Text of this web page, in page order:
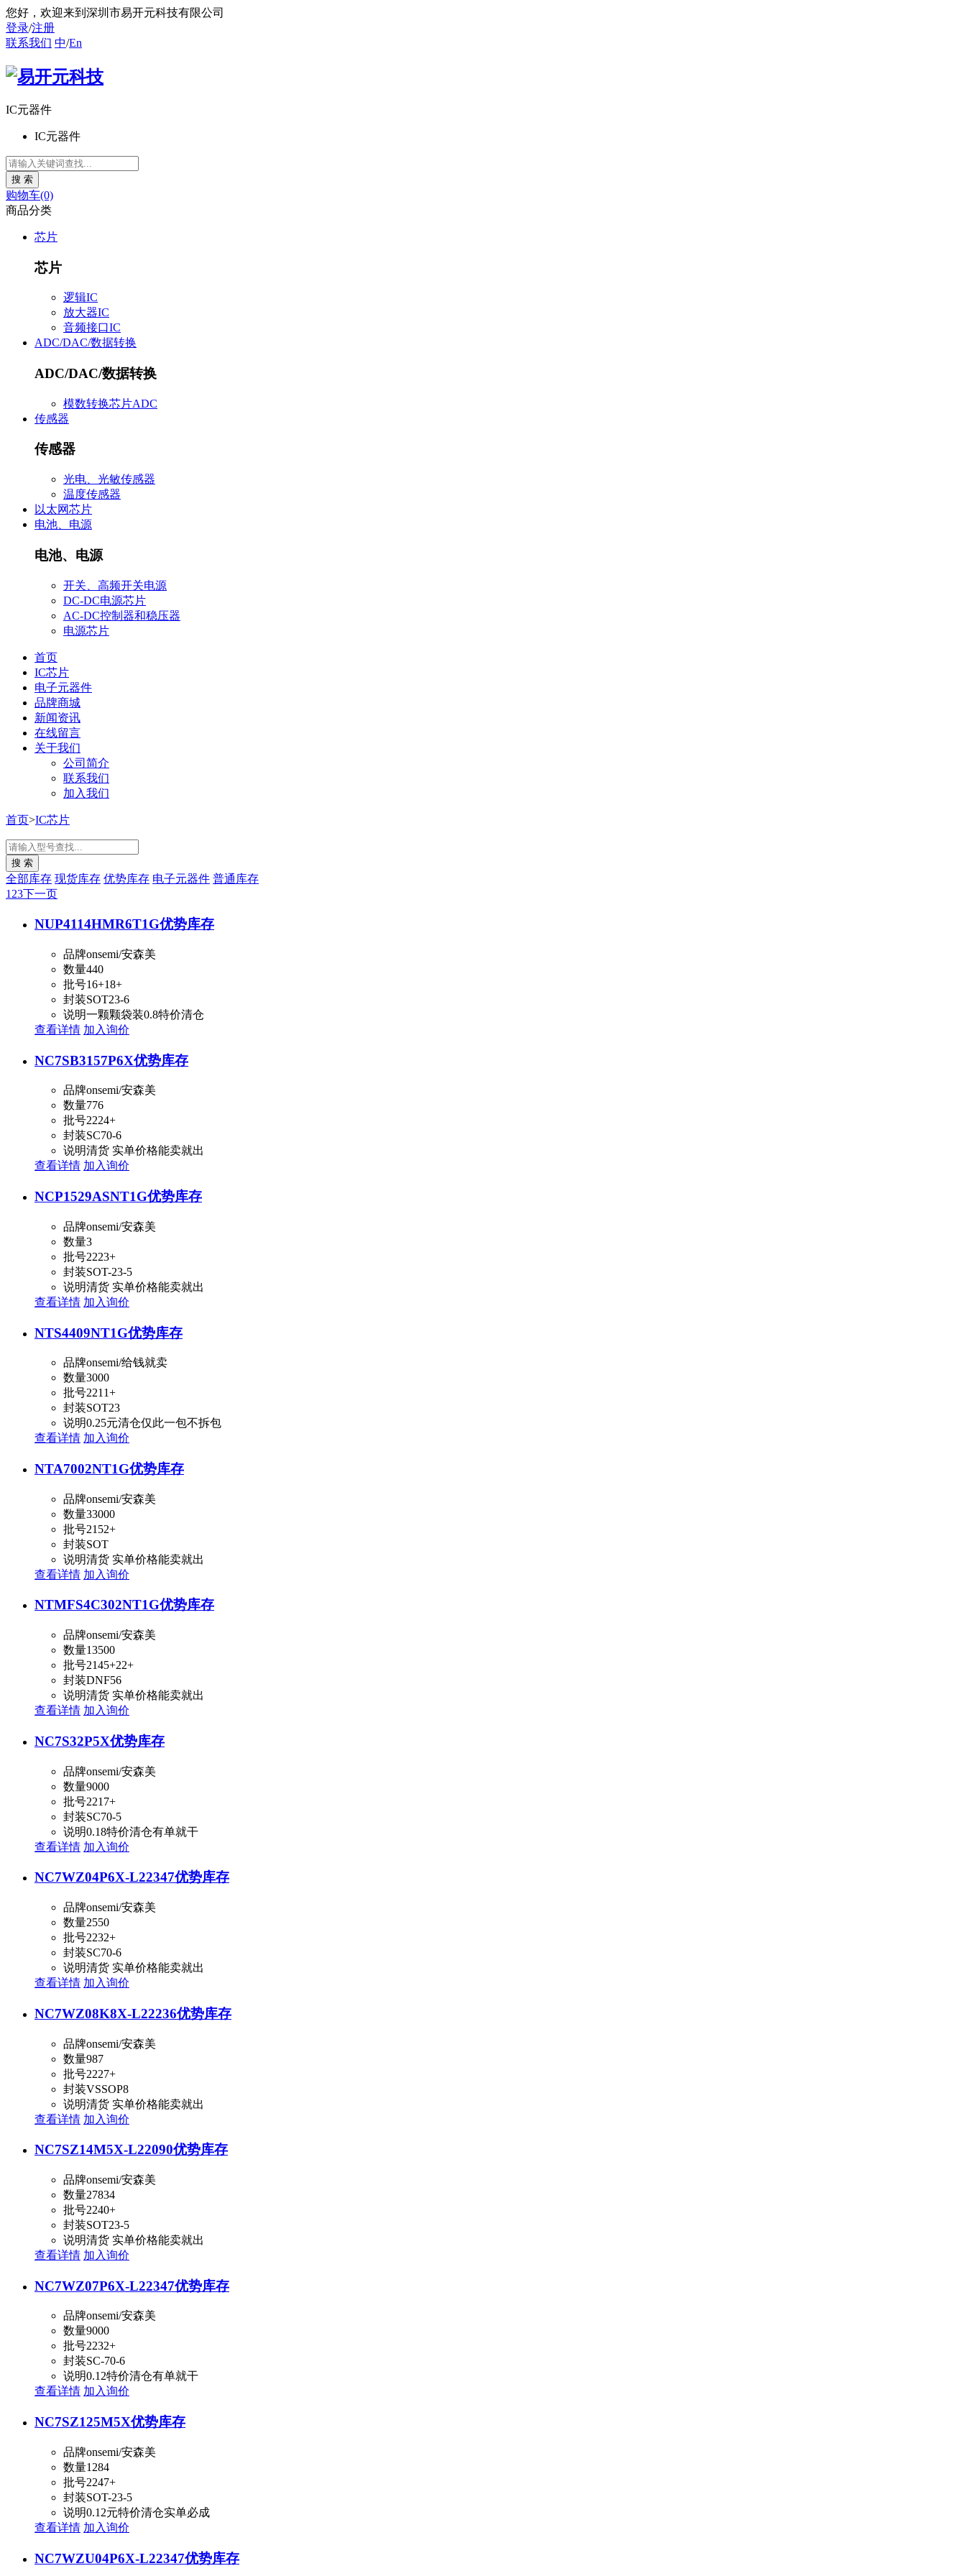
您好 ，欢迎来到深圳市易开元科技有限公司
登录/注册
联系我们 中/En
IC元器件
IC元器件
购物车(0)
商品分类
芯片
芯片
逻辑IC
放大器IC
音频接口IC
ADC/DAC/数据转换
ADC/DAC/数据转换
模数转换芯片ADC
传感器
传感器
光电、光敏传感器
温度传感器
以太网芯片
电池、电源
电池、电源
开关、高频开关电源
DC-DC电源芯片
AC-DC控制器和稳压器
电源芯片
首页
IC芯片
电子元器件
品牌商城
新闻资讯
在线留言
关于我们
公司简介
联系我们
加入我们
首页>IC芯片
全部库存 现货库存 优势库存 电子元器件 普通库存
1 23下一页
NUP4114HMR6T1G优势库存
品牌onsemi/安森美
数量440
批号16+18+
封装SOT23-6
说明一颗颗袋装0.8特价清仓
查看详情 加入询价
NC7SB3157P6X优势库存
品牌onsemi/安森美
数量776
批号2224+
封装SC70-6
说明清货 实单价格能卖就出
查看详情 加入询价
NCP1529ASNT1G优势库存
品牌onsemi/安森美
数量3
批号2223+
封装SOT-23-5
说明清货 实单价格能卖就出
查看详情 加入询价
NTS4409NT1G优势库存
品牌onsemi/给钱就卖
数量3000
批号2211+
封装SOT23
说明0.25元清仓仅此一包不拆包
查看详情 加入询价
NTA7002NT1G优势库存
品牌onsemi/安森美
数量33000
批号2152+
封装SOT
说明清货 实单价格能卖就出
查看详情 加入询价
NTMFS4C302NT1G优势库存
品牌onsemi/安森美
数量13500
批号2145+22+
封装DNF56
说明清货 实单价格能卖就出
查看详情 加入询价
NC7S32P5X优势库存
品牌onsemi/安森美
数量9000
批号2217+
封装SC70-5
说明0.18特价清仓有单就干
查看详情 加入询价
NC7WZ04P6X-L22347优势库存
品牌onsemi/安森美
数量2550
批号2232+
封装SC70-6
说明清货 实单价格能卖就出
查看详情 加入询价
NC7WZ08K8X-L22236优势库存
品牌onsemi/安森美
数量987
批号2227+
封装VSSOP8
说明清货 实单价格能卖就出
查看详情 加入询价
NC7SZ14M5X-L22090优势库存
品牌onsemi/安森美
数量27834
批号2240+
封装SOT23-5
说明清货 实单价格能卖就出
查看详情 加入询价
NC7WZ07P6X-L22347优势库存
品牌onsemi/安森美
数量9000
批号2232+
封装SC-70-6
说明0.12特价清仓有单就干
查看详情 加入询价
NC7SZ125M5X优势库存
品牌onsemi/安森美
数量1284
批号2247+
封装SOT-23-5
说明0.12元特价清仓实单必成
查看详情 加入询价
NC7WZU04P6X-L22347优势库存